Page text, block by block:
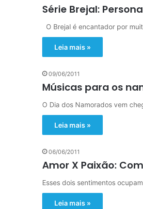
Série Brejal:
O Brejal é encantador por
Leia mais »
09/06/2011
Músicas para os
O Dia dos Namorados vem
Leia mais »
06/06/2011
Amor X Paixão:
Esses dois sentimentos
Leia mais »